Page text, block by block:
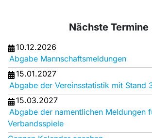
Nächste Termine
10.12.2026
Abgabe Mannschaftsmeldungen
15.01.2027
Abgabe der Vereinsstatistik mit Stand
15.03.2027
Abgabe der namentlichen Meldungen
Verbandsspiele